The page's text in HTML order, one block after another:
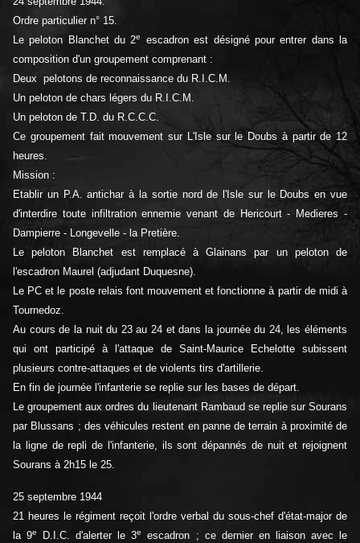
Ordre particulier n° 15.
Le peloton Blanchet du 2e
escadron est désigné pour entrer dans la
composition d'un groupement comprenant :
Deux pelotons de reconnaissance du R.I.C.M.
Un peloton de chars légers du R.I.C.M.
Un peloton de T.D. du R.C.C.C.
Ce groupement fait mouvement sur L'Isle sur le Doubs à partir de 12
heures.
Mission :
Etablir un P.A. antichar à la sortie nord de l'Isle sur le Doubs en vue
d'interdire toute infiltration ennemie venant de Hericourt - Medieres -
Dampierre - Longevelle - la Pretière.
Le peloton Blanchet est remplacé à Glainans par un peloton de
l'escadron Maurel (adjudant Duquesne).
Le PC et le poste relais font mouvement et fonctionne à partir de midi à
Tournedoz.
Au cours de la nuit du 23 au 24 et dans la journée du 24, les éléments
qui ont participé à l'attaque de Saint-Maurice Echelotte subissent
plusieurs contre-attaques et de violents tirs d'artillerie.
En fin de journée l'infanterie se replie sur les bases de départ.
Le groupement aux ordres du lieutenant Rambaud se replie sur Sourans
par Blussans ; des véhicules restent en panne de terrain à proximité de
la ligne de repli de l'infanterie, ils sont dépannés de nuit et rejoignent
Sourans à 2h15 le 25.
25 septembre 1944
21 heures le régiment reçoit l'ordre verbal du sous-chef d'état-major de
la 9e D.I.C. d'alerter le 3e
escadron ; ce dernier en liaison avec le